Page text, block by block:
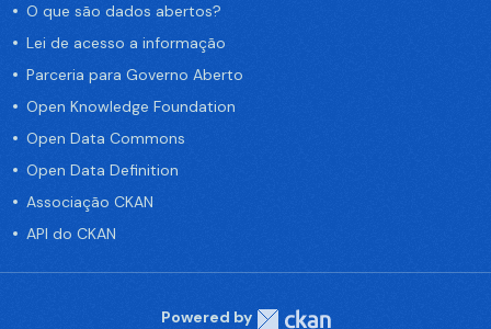
O que são dados abertos?
Lei de acesso a informação
Parceria para Governo Aberto
Open Knowledge Foundation
Open Data Commons
Open Data Definition
Associação CKAN
API do CKAN
Powered by